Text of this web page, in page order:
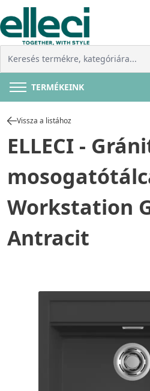
TERMÉKEINK
Vissza a listához
ELLECI -
Workstation
Antracit